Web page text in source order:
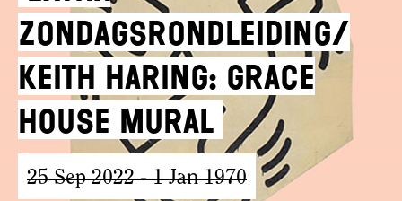
zondagsrondleiding/
Keith Haring: Grace
House Mural
25 Sep 2022- 1 Jan 1970